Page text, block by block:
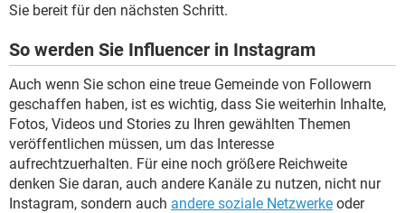
Sie bereit für den nächsten Schritt.
So werden Sie Influencer in Instagram
Auch wenn Sie schon eine treue Gemeinde von Followern
geschaffen haben, ist es wichtig, dass Sie weiterhin Inhalte,
Fotos, Videos und Stories zu Ihren gewählten Themen
veröffentlichen müssen, um das Interesse
aufrechtzuerhalten. Für eine noch größere Reichweite
denken Sie daran, auch andere Kanäle zu nutzen, nicht nur
Instagram, sondern auch andere soziale Netzwerke oder